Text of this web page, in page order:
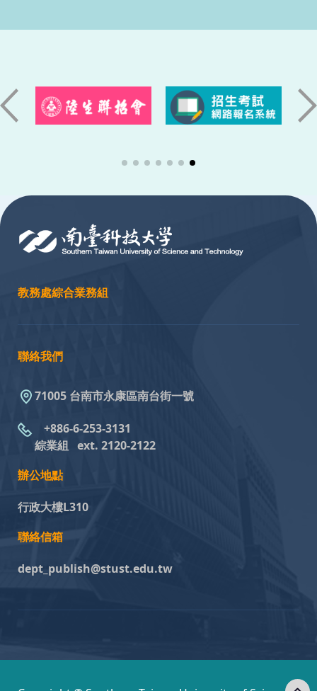
教務處綜合業務組
聯絡我們
71005 台南市永康區南台街一號
+886-6-253-3131
綜業組 ext. 2120-2122
辦公地點
行政大樓L310
聯絡信箱
dept_publish@stust.edu.tw